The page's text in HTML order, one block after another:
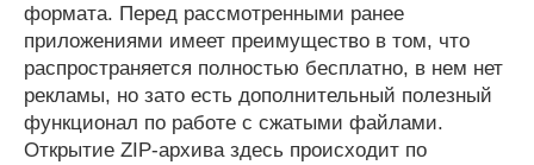
формата. Перед рассмотренными ранее
приложениями имеет преимущество в том, что
распространяется полностью бесплатно, в нем нет
рекламы, но зато есть дополнительный полезный
функционал по работе с сжатыми файлами.
Открытие ZIP-архива здесь происходит по